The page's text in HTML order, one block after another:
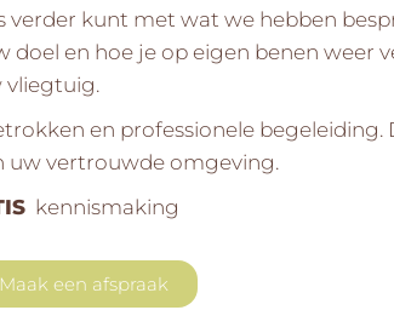
verder kunt met wat we hebben
doel en hoe je op eigen benen weer
vliegtuig.
en professionele begeleiding.
uw vertrouwde omgeving.
kennismaking
Maak een afspraak